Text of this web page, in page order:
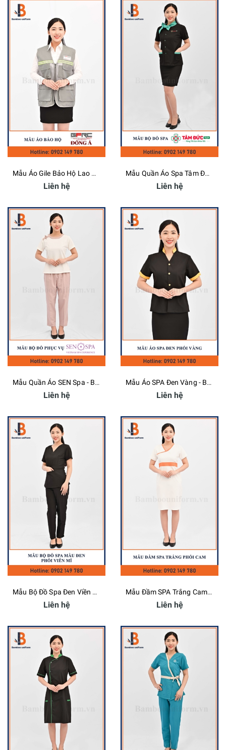
Mẫu Áo Gile Bảo Hộ Lao Động Công Ty Đông Á - Bamboo Uniform
Liên hệ
Mẫu Quần Áo Spa Tâm Đức - Bamboo Uniform
Liên hệ
Mẫu Quần Áo SEN Spa - Bamboo Uniform
Liên hệ
Mẫu Áo SPA Đen Vàng - Bamboo Uniform
Liên hệ
Mẫu Bộ Đồ Spa Đen Viền Mí - Bamboo Uniform
Liên hệ
Mẫu Đầm SPA Trắng Cam - Bamboo Uniform
Liên hệ